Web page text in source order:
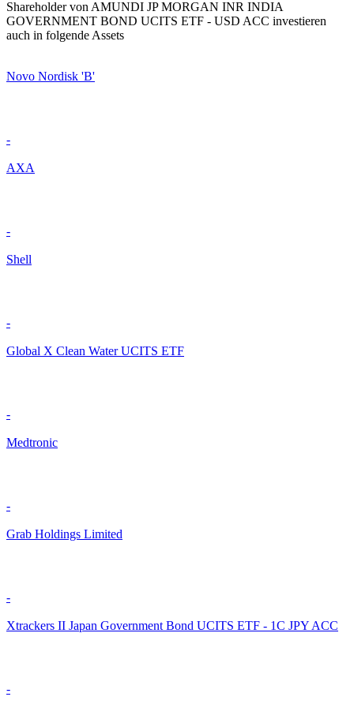
Shareholder von AMUNDI JP MORGAN INR INDIA
GOVERNMENT BOND UCITS ETF - USD ACC investieren
auch in folgende Assets
Novo Nordisk 'B'
-
AXA
-
Shell
-
Global X Clean Water UCITS ETF
-
Medtronic
-
Grab Holdings Limited
-
Xtrackers II Japan Government Bond UCITS ETF - 1C JPY ACC
-